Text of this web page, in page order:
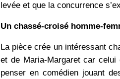
levée et que la concurrence
Un chassé-croisé homme-
La pièce crée un intéressant
et de Maria-Margaret car
penser en comédien jouant